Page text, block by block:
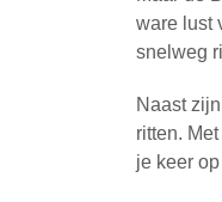
ware lust
snelweg
Naast
ritten.
je keer